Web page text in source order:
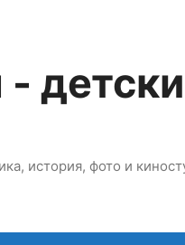
история, фото и